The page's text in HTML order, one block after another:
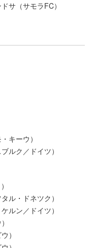
サ（サモラFC）
キーウ）
ルク／ドイツ）
ル・ドネツク）
ルン／ドイツ）
）